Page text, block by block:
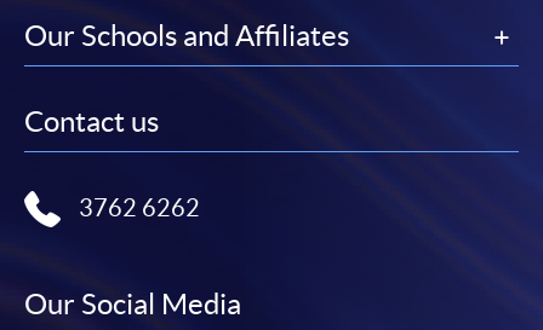
Our Schools and Affiliates
Contact us
3762 6262
Our Social Media